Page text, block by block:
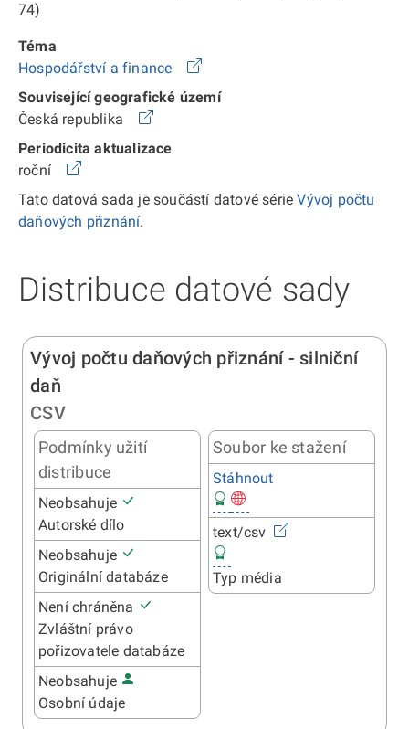
74)
Téma
Hospodářství a finance
Související geografické území
Česká republika
Periodicita aktualizace
roční
Tato datová sada je součástí datové sérieVývoj počtu
daňových přiznání.
Distribuce datové sady
Vývoj počtu daňových přiznání - silniční
daň
CSV
Podmínky užití
distribuce
Neobsahuje
Autorské dílo
Neobsahuje
Originální databáze
Není chráněna
Zvláštní právo
pořizovatele databáze
Neobsahuje
Osobní údaje
Soubor ke stažení
Stáhnout
text/csv
Typ média